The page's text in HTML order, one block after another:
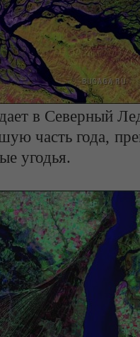
в Северный
часть года,
угодья.